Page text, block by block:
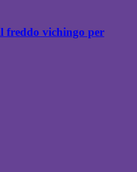
freddo vichingo per